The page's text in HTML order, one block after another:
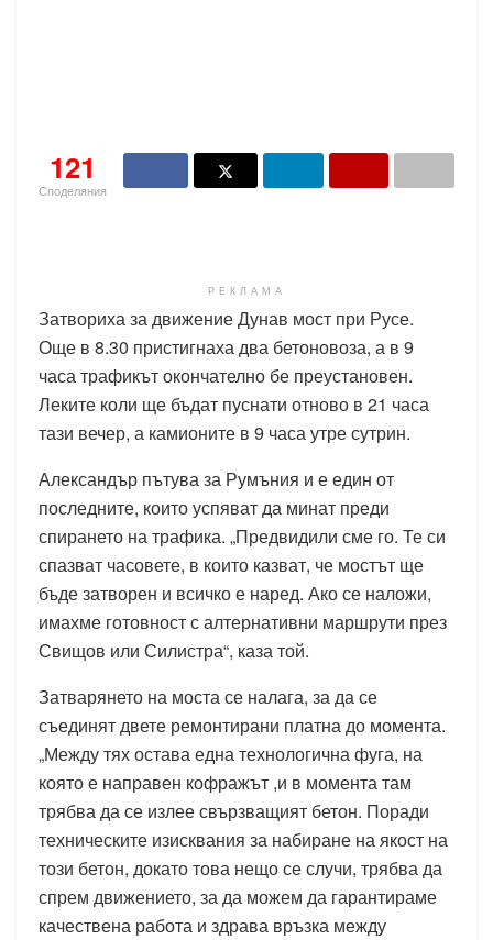
121
Споделяния
РЕКЛАМА
Затвориха за движение Дунав мост при Русе.
Още в 8.30 пристигнаха два бетоновоза, а в 9
часа трафикът окончателно бе преустановен.
Леките коли ще бъдат пуснати отново в 21 часа
тази вечер, а камионите в 9 часа утре сутрин.
Александър пътува за Румъния и е един от
последните, които успяват да минат преди
спирането на трафика. „Предвидили сме го. Те си
спазват часовете, в които казват, че мостът ще
бъде затворен и всичко е наред. Ако се наложи,
имахме готовност с алтернативни маршрути през
Свищов или Силистра“, каза той.
Затварянето на моста се налага, за да се
съединят двете ремонтирани платна до момента.
„Между тях остава една технологична фуга, на
която е направен кофражът ,и в момента там
трябва да се излее свързващият бетон. Поради
техническите изисквания за набиране на якост на
този бетон, докато това нещо се случи, трябва да
спрем движението, за да можем да гарантираме
качествена работа и здрава връзка между